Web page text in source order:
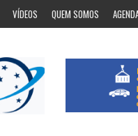
VÍDEOS QUEM SOMOS